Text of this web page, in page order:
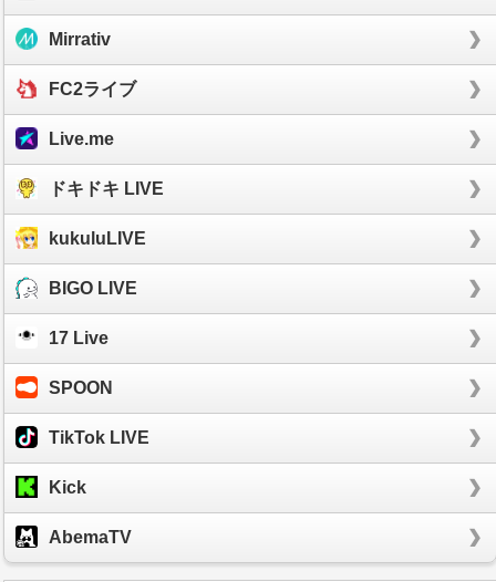
Mirrativ
FC2ライブ
Live.me
ドキドキ LIVE
kukuluLIVE
BIGO LIVE
17 Live
SPOON
TikTok LIVE
Kick
AbemaTV